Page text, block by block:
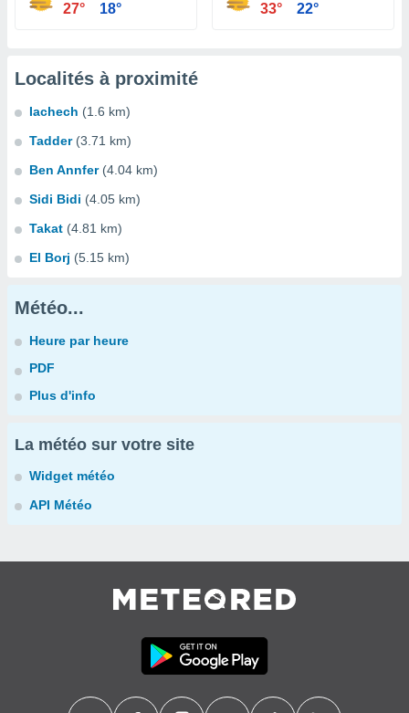
27° 18° 33° 22°
Localités à proximité
Iachech (1.6 km)
Tadder (3.71 km)
Ben Annfer (4.04 km)
Sidi Bidi (4.05 km)
Takat (4.81 km)
El Borj (5.15 km)
Météo...
Heure par heure
PDF
Plus d'info
La météo sur votre site
Widget météo
API Météo